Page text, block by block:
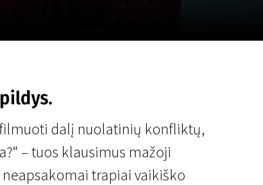
dalį nuolatinių konfliktų,
– tuos klausimus mažoji
trapiai vaikiško